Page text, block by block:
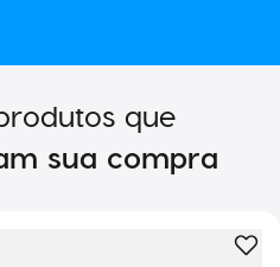
que
sua compra